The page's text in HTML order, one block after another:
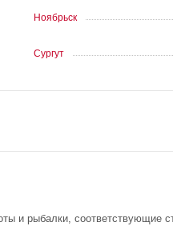
Ноябрьск
Сургут
и рыбалки, соответствующие